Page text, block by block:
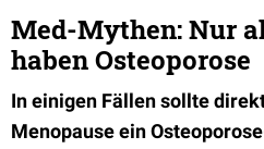
Med-Mythen: Nur
haben Osteoporose
In einigen Fällen sollte
Menopauseein